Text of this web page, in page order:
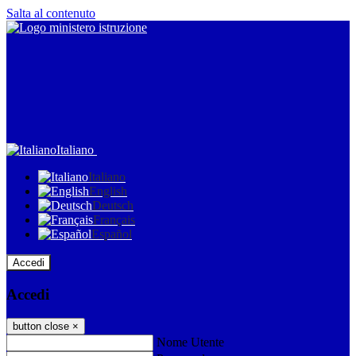
Salta al contenuto
Italiano
Italiano
English
Deutsch
Français
Español
Accedi
Accedi
button close ×
Nome Utente